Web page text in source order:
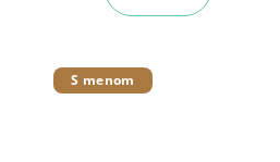
S menom